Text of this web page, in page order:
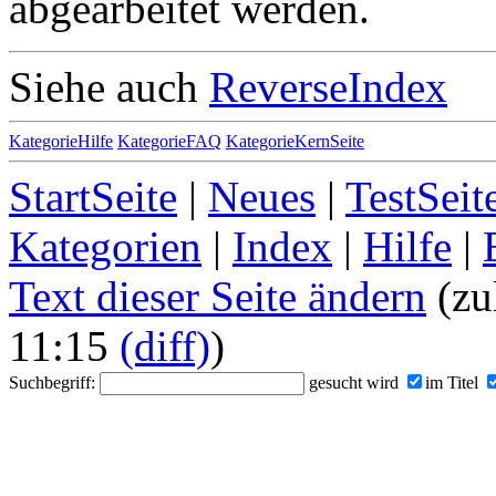
Siehe auch ReverseIndex
KategorieHilfe KategorieFAQ KategorieKernSeite
StartSeite | Neues |
Kategorien | Index | Hilfe |
Text dieser Seite ändern
11:15 (diff))
Suchbegriff: gesucht wird im Titel